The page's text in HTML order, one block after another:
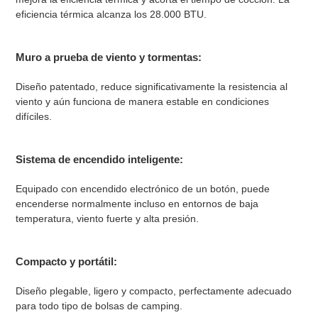
eficiencia térmica alcanza los 28.000 BTU.
Muro a prueba de viento y tormentas:
Diseño patentado, reduce significativamente la resistencia al
viento y aún funciona de manera estable en condiciones
difíciles.
Sistema de encendido inteligente:
Equipado con encendido electrónico de un botón, puede
encenderse normalmente incluso en entornos de baja
temperatura, viento fuerte y alta presión.
Compacto y portátil:
Diseño plegable, ligero y compacto, perfectamente adecuado
para todo tipo de bolsas de camping.